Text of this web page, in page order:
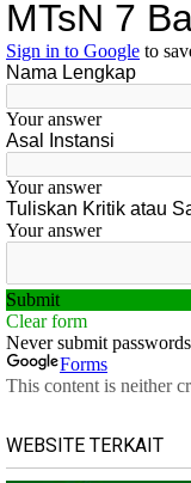
WEBSITE TERKAIT